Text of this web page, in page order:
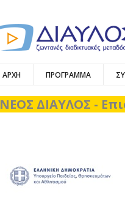
ΑΡΧΗ ΠΡΟΓΡΑΜΜΑ
ΝΕΟΣ ΔΙΑΥΛΟΣ -